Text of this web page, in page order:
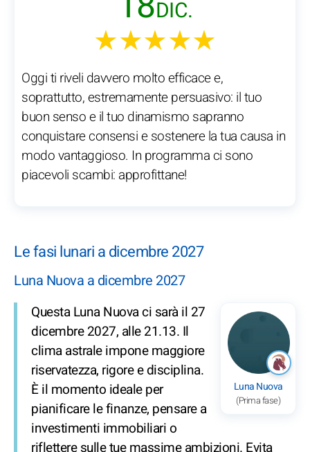
DIC.
★★★★★
Oggi ti riveli davvero molto efficace e,
soprattutto, estremamente persuasivo: il tuo
buon senso e il tuo dinamismo sapranno
conquistare consensi e sostenere la tua causa in
modo vantaggioso. In programma ci sono
piacevoli scambi: approfittane!
Le fasi lunari a dicembre 2027
Luna Nuova a dicembre 2027
Luna Nuova
(Prima fase)
Questa Luna Nuova ci sarà il 27
dicembre 2027, alle 21.13. Il
clima astrale impone maggiore
riservatezza, rigore e disciplina.
È il momento ideale per
pianificare le finanze, pensare a
investimenti immobiliari o
riflettere sulle tue massime ambizioni. Evita